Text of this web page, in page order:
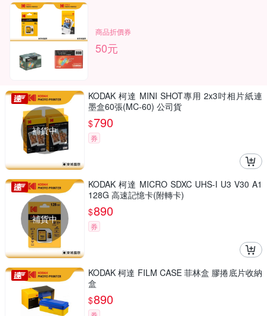
商品折價券
50元
補貨中
KODAK 柯達 MINI SHOT專用 2x3吋相片紙連
墨盒60張(MC-60) 公司貨
$790
券
補貨中
KODAK 柯達 MICRO SDXC UHS-I U3 V30 A1
128G 高速記憶卡(附轉卡)
$890
券
KODAK 柯達 FILM CASE 菲林盒 膠捲底片收納
盒
$890